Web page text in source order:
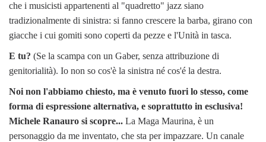
che i musicisti appartenenti al "quadretto" jazz siano
tradizionalmente di sinistra: si fanno crescere la barba, girano con
giacche i cui gomiti sono coperti da pezze e l'Unità in tasca.
E tu? (Se la scampa con un Gaber, senza attribuzione di
genitorialità). Io non so cos'è la sinistra né cos'é la destra.
Noi non l'abbiamo chiesto, ma è venuto fuori lo stesso, come
forma di espressione alternativa, e soprattutto in esclusiva!
Michele Ranauro si scopre... La Maga Maurina, è un
personaggio da me inventato, che sta per impazzare. Un canale